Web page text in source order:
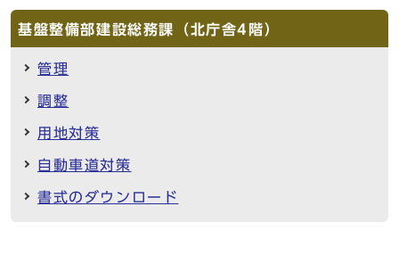
基盤整備部建設総務課（北庁舎4階）
管理
調整
用地対策
自動車道対策
書式のダウンロード